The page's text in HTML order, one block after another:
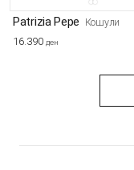
Patrizia Pepe Кошули
16.390 ден